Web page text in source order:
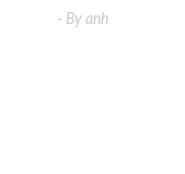
- By anh